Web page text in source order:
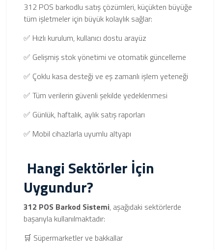
312 POS barkodlu satış çözümleri, küçükten büyüğe
tüm işletmeler için büyük kolaylık sağlar:
✅ Hızlı kurulum, kullanıcı dostu arayüz
✅ Gelişmiş stok yönetimi ve otomatik güncelleme
✅ Çoklu kasa desteği ve eş zamanlı işlem yeteneği
✅ Tüm verilerin güvenli şekilde yedeklenmesi
✅ Günlük, haftalık, aylık satış raporları
✅ Mobil cihazlarla uyumlu altyapı
Hangi Sektörler İçin
Uygundur?
312 POS Barkod Sistemi, aşağıdaki sektörlerde
başarıyla kullanılmaktadır:
🛒 Süpermarketler ve bakkallar